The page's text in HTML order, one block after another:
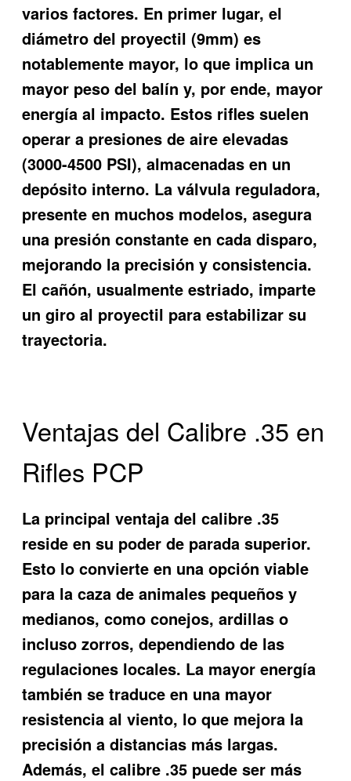
varios factores. En primer lugar, el
diámetro del proyectil (9mm) es
notablemente mayor, lo que implica un
mayor peso del balín y, por ende, mayor
energía al impacto. Estos rifles suelen
operar a presiones de aire elevadas
(3000-4500 PSI), almacenadas en un
depósito interno. La válvula reguladora,
presente en muchos modelos, asegura
una presión constante en cada disparo,
mejorando la precisión y consistencia.
El cañón, usualmente estriado, imparte
un giro al proyectil para estabilizar su
trayectoria.
Ventajas del Calibre .35 en
Rifles PCP
La principal ventaja del calibre .35
reside en su poder de parada superior.
Esto lo convierte en una opción viable
para la caza de animales pequeños y
medianos, como conejos, ardillas o
incluso zorros, dependiendo de las
regulaciones locales. La mayor energía
también se traduce en una mayor
resistencia al viento, lo que mejora la
precisión a distancias más largas.
Además, el calibre .35 puede ser más